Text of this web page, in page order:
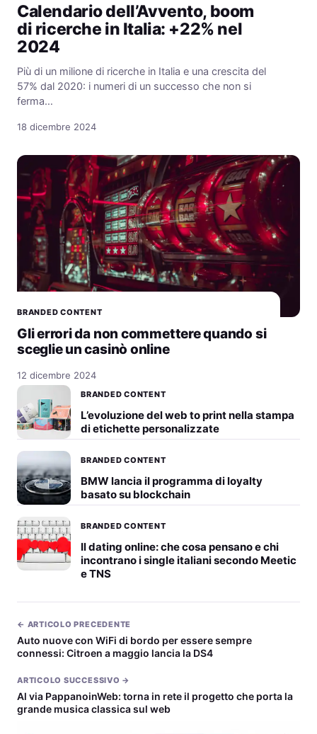
Calendario dell’Avvento, boom
di ricerche in Italia: +22% nel
2024
Più di un milione di ricerche in Italia e una crescita del
57% dal 2020: i numeri di un successo che non si
ferma…
18 dicembre 2024
BRANDED CONTENT
Gli errori da non commettere quando si
sceglie un casinò online
12 dicembre 2024
BRANDED CONTENT
L’evoluzione del web to print nella stampa
di etichette personalizzate
BRANDED CONTENT
BMW lancia il programma di loyalty
basato su blockchain
BRANDED CONTENT
Il dating online: che cosa pensano e chi
incontrano i single italiani secondo Meetic
e TNS
← ARTICOLO PRECEDENTE
Auto nuove con WiFi di bordo per essere sempre
connessi: Citroen a maggio lancia la DS4
ARTICOLO SUCCESSIVO →
Al via PappanoinWeb: torna in rete il progetto che porta la
grande musica classica sul web